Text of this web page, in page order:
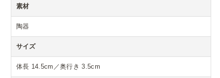
素材
陶器
サイズ
体長 14.5cm／奥行き 3.5cm